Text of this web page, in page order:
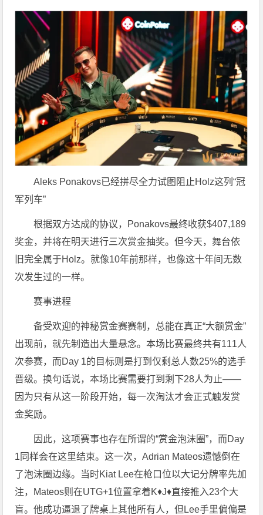
Aleks Ponakovs已经拼尽全力试图阻止Holz这列“冠
军列车”
根据双方达成的协议，Ponakovs最终收获$407,189
奖金，并将在明天进行三次赏金抽奖。但今天，舞台依
旧完全属于Holz。就像10年前那样，也像这十年间无数
次发生过的一样。
赛事进程
备受欢迎的神秘赏金赛赛制，总能在真正“大额赏金”
出现前，就先制造出大量悬念。本场比赛最终共有111人
次参赛，而Day 1的目标则是打到仅剩总人数25%的选手
晋级。换句话说，本场比赛需要打到剩下28人为止——
因为只有从这一阶段开始，每一次淘汰才会正式触发赏
金奖励。
因此，这项赛事也存在所谓的“赏金泡沫圈”，而Day
1同样会在这里结束。这一次，Adrian Mateos遗憾倒在
了泡沫圈边缘。当时Kiat Lee在枪口位以大记分牌率先加
注，Mateos则在UTG+1位置拿着K♦J♦直接推入23个大
盲。他成功逼退了牌桌上其他所有人，但Lee手里偏偏是